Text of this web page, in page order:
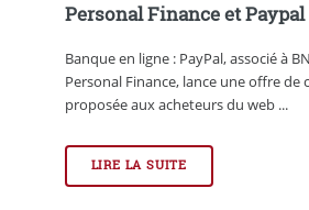
Personal Finance et Paypal
Banque en ligne : PayPal, associé à
Personal Finance, lance une offre de
proposée aux acheteurs du web ...
LIRE LA SUITE